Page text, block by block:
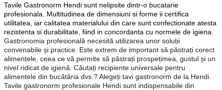
Tavile Gastronorm Hendi sunt nelipsite dintr-o bucatarie
profesionala. Multitudinea de dimensiuni si forme ii certifica
utilitatea, iar calitatea materialului din care sunt confectionate atesta
rezistenta si durabilitate, fiind in concordanta cu normele de igiena.
Gastronomia profesională necesită utilizarea unor soluții
convenabile și practice. Este extrem de important să păstrați corect
alimentele, ceea ce vă permite să păstrați prospețimea, gustul și un
nivel ridicat de igienă. Căutați recipiente universale pentru
alimentele din bucătăria dvs.? Alegeți tavi gastronorm de la Hendi.
Tavile gastronorm profesionale Hendi sunt indispensabile din